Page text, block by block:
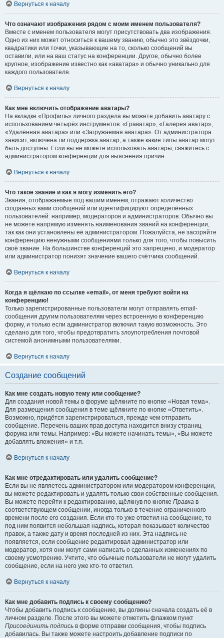
Вернуться к началу
Что означают изображения рядом с моим именем пользователя?
Вместе с именем пользователя могут присутствовать два изображения.
Одно из них может относиться к вашему званию, обычно это звёздочки,
квадратики или точки, указывающие на то, сколько сообщений вы
оставили, или на ваш статус на конференции. Другое, обычно более
крупное, изображение известно как «аватара» и обычно уникально для
каждого пользователя.
Вернуться к началу
Как мне включить отображение аватары?
На вкладке «Профиль» личного раздела вы можете добавить аватару с
использованием четырёх инструментов: «Граватар», «Галерея аватар»,
«Удалённая аватара» или «Загружаемая аватара». От администратора
зависит, включена ли поддержка аватар, а также какие типы аватар могут
быть доступны. Если вы не можете использовать аватары, свяжитесь с
администратором конференции для выяснения причин.
Вернуться к началу
Что такое звание и как я могу изменить его?
Звания, отображаемые под вашим именем, отражают количество
созданных вами сообщений или идентифицируют определённых
пользователей: например, модераторов и администраторов. Обычно вы
не можете напрямую изменять наименования званий на конференции,
так как они установлены её администратором. Пожалуйста, не засоряйте
конференцию ненужными сообщениями только для того, чтобы повысить
своё звание. На большинстве конференций это запрещено, и модератор
или администратор понизят значение вашего счётчика сообщений.
Вернуться к началу
Когда я щёлкаю по ссылке «email», от меня требуют войти на
конференцию!
Только зарегистрированные пользователи могут отправлять email-
сообщения другим пользователям через встроенную в конференцию
форму, и только если администратор включил такую возможность. Это
сделано для того, чтобы предотвратить злоупотребления почтовой
системой анонимными пользователями.
Вернуться к началу
Создание сообщений
Как мне создать новую тему или сообщение?
Для создания новой темы в форуме щёлкните по кнопке «Новая тема».
Для размещения сообщения в теме щёлкните по кнопке «Ответить».
Возможно, придётся зарегистрироваться, прежде чем отправить
сообщение. Перечень ваших прав доступа находится внизу страниц
форума или темы. Например: «Вы можете начинать темы», «Вы можете
добавлять вложения» и т.п.
Вернуться к началу
Как мне отредактировать или удалить сообщение?
Если вы не являетесь администратором или модератором конференции,
вы можете редактировать и удалять только свои собственные сообщения.
Вы можете перейти к редактированию, щёлкнув по кнопке Правка в
соответствующем сообщении, иногда только в течение ограниченного
времени после его создания. Если кто-то уже ответил на сообщение, то
под ним появится небольшая надпись, которая показывает количество
правок, а также дату и время последней из них. Эта надпись не
появляется, если сообщение редактировал администратор или
модератор, хотя они могут сами написать о сделанных изменениях по
своему усмотрению. Учтите, что обычные пользователи не могут удалить
сообщение, если на него уже кто-то ответил.
Вернуться к началу
Как мне добавить подпись к своему сообщению?
Чтобы добавить подпись к сообщению, вы должны сначала создать её в
личном разделе. После этого вы можете отметить флажком пункт
Присоединить подпись в форме отправки сообщения, чтобы подпись
добавилась. Вы также можете настроить добавление подписи по